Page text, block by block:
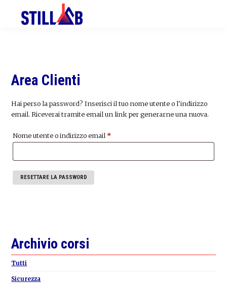
primary
primary
Area Clienti
Hai perso la password? Inserisci il tuo nome utente o l'indirizzo
email. Riceverai tramite email un link per generarne una nuova.
Nome utente o indirizzo email *Richiesto
RESETTARE LA PASSWORD
Primary
Sidebar
Archivio corsi
Tutti
Sicurezza